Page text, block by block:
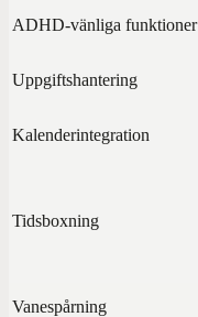
ADHD-vänliga funktioner
Uppgiftshantering
Kalenderintegration
Tidsboxning
Vanespårning